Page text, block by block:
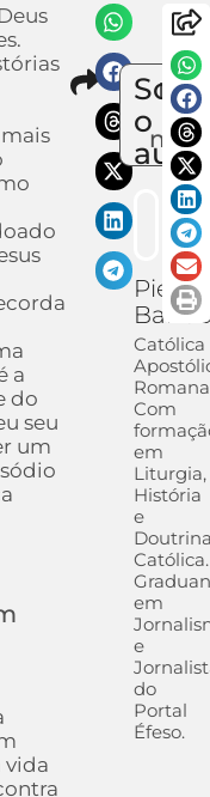
a
do
seu
um
vida
o
Pietra
Católica
Com
em
Liturgia,
História
e
Católica.
em
e
do
Portal
Éfeso.